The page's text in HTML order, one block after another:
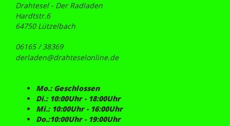
Drahtesel - Der Radladen
Hardtstr.6
64750 Lützelbach
06165 / 38369
derladen@drahteselonline.de
Mo.: Geschlossen
Di.: 10:00Uhr - 18:00Uhr
Mi.: 10:00Uhr - 16:00Uhr
Do.:10:00Uhr - 19:00Uhr